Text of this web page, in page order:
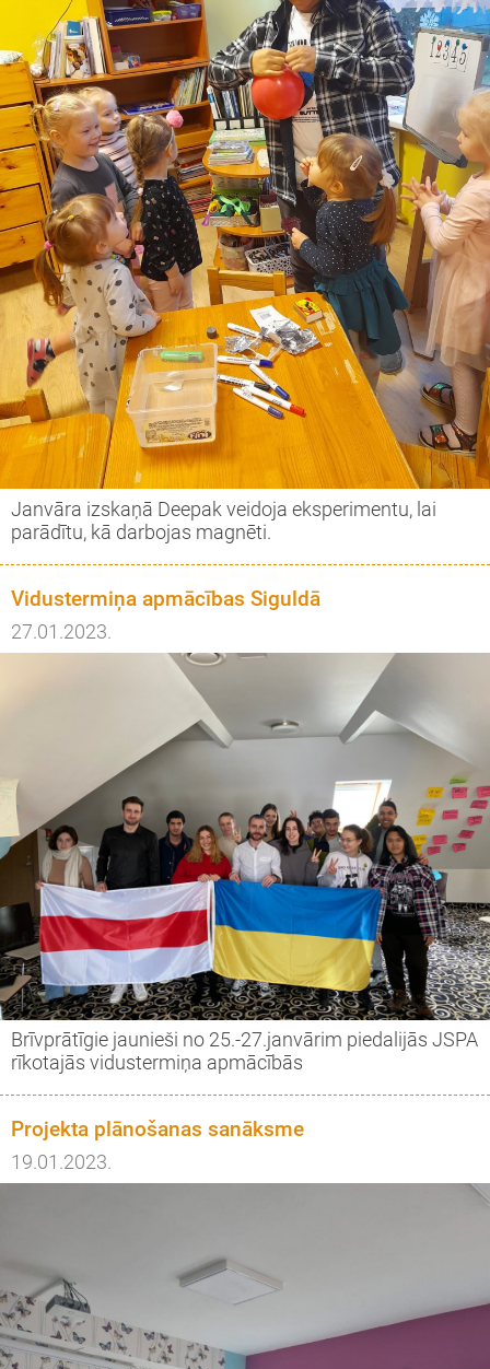
Janvāra izskaņā Deepak veidoja eksperimentu, lai
parādītu, kā darbojas magnēti.
Vidustermiņa apmācības Siguldā
27.01.2023.
Brīvprātīgie jaunieši no 25.-27.janvārim piedalijās JSPA
rīkotajās vidustermiņa apmācībās
Projekta plānošanas sanāksme
19.01.2023.